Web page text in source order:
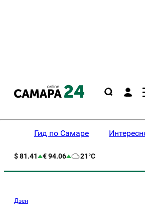
Гид по Самаре
$ 81.41 € 94.06 21°C
Дзен